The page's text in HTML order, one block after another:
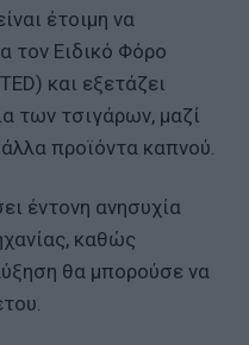
έτοιμη να
τον Ειδικό Φόρο
και εξετάζει
των τσιγάρων, μαζί
προϊόντα καπνού.
έντονη ανησυχία
καθώς
θα μπορούσε να